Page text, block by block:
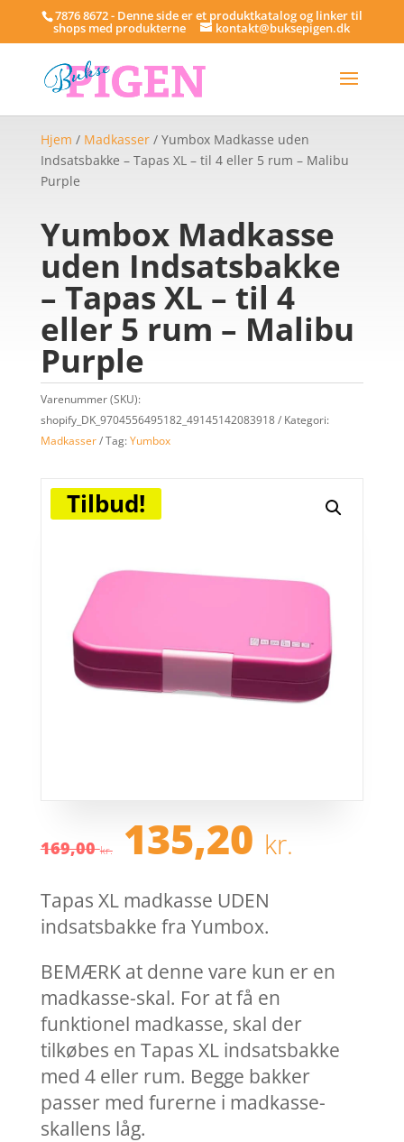
7876 8672 - Denne side er et produktkatalog og linker til
shops med produkterne kontakt@buksepigen.dk
Hjem / Madkasser/ Yumbox Madkasse uden
Indsatsbakke – Tapas XL – til 4 eller 5 rum – Malibu
Purple
Yumbox Madkasse
uden Indsatsbakke
– Tapas XL – til 4
eller 5 rum – Malibu
Purple
Varenummer (SKU):
shopify_DK_9704556495182_49145142083918
Kategori:
Madkasser
Tag:Yumbox
Tilbud!
169,00kr. Den
oprindelige
pris
var:
169,00 kr..
135,20 kr.
Tapas XL madkasse UDEN
indsatsbakke fra Yumbox.
BEMÆRK at denne vare kun er en
madkasse-skal. For at få en
funktionel madkasse, skal der
tilkøbes en Tapas XL indsatsbakke
med 4 eller rum. Begge bakker
passer med furerne i madkasse-
skallens låg.